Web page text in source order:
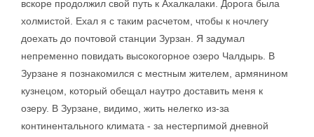
вскоре продолжил свой путь к Ахалкалаки. Дорога была
холмистой. Ехал я с таким расчетом, чтобы к ночлегу
доехать до почтовой станции Зурзан. Я задумал
непременно повидать высокогорное озеро Чалдырь. В
Зурзане я познакомился с местным жителем, армянином
кузнецом, который обещал наутро доставить меня к
озеру. В Зурзане, видимо, жить нелегко из-за
континентального климата - за нестерпимой дневной